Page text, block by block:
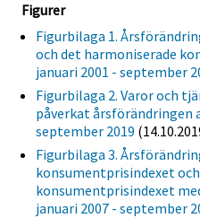
Figurer
Figurbilaga 1.
och det harmoniserade
januari 2001 - september
Figurbilaga 2. Varor och
påverkat årsförändringen
september 2019
Figurbilaga 3.
konsumentprisindexet
konsumentprisindexet
januari 2007 - september